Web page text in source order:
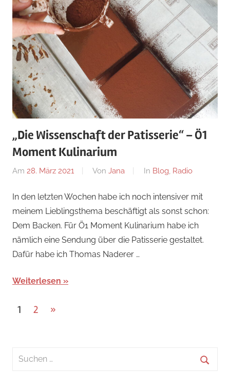
„Die Wissenschaft der Patisserie“ – Ö1
Moment Kulinarium
Am 28. März 2021 Von Jana In Blog, Radio
In den letzten Wochen habe ich noch intensiver mit
meinem Lieblingsthema beschäftigt als sonst schon:
Dem Backen. Für Ö1 Moment Kulinarium habe ich
nämlich eine Sendung über die Patisserie gestaltet.
Dafür habe ich Thomas Naderer …
Weiterlesen
Seitennummerierung
1 2
Nächste
»